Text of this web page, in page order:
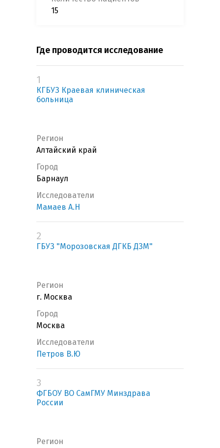
15
Где проводится исследование
1
КГБУЗ Краевая клиническая
больница
Регион
Алтайский край
Город
Барнаул
Исследователи
Мамаев А.Н
2
ГБУЗ "Морозовская ДГКБ ДЗМ"
Регион
г. Москва
Город
Москва
Исследователи
Петров В.Ю
3
ФГБОУ ВО СамГМУ Минздрава
России
Регион